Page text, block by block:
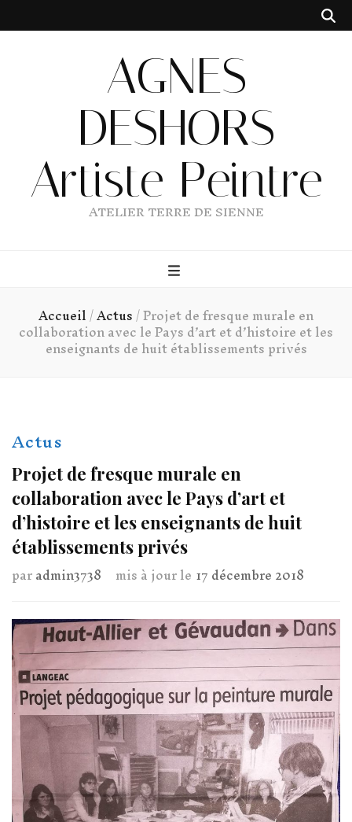
AGNES
DESHORS
Artiste Peintre
ATELIER TERRE DE SIENNE
Accueil/Actus/Projet de fresque murale en
collaboration avec le Pays d’art et d’histoire et les
enseignants de huit établissements privés
Actus
Projet de fresque murale en
collaboration avec le Pays d’art et
d’histoire et les enseignants de huit
établissements privés
paradmin3738 mis à jour le17 décembre 2018